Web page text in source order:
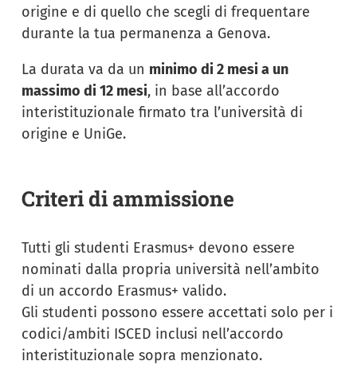
origine e di quello che scegli di frequentare
durante la tua permanenza a Genova.
La durata va da un minimo di 2 mesi a un
massimo di 12 mesi, in base all’accordo
interistituzionale firmato tra l’università di
origine e UniGe.
Criteri di ammissione
Tutti gli studenti Erasmus+ devono essere
nominati dalla propria università nell’ambito
di un accordo Erasmus+ valido.
Gli studenti possono essere accettati solo per i
codici/ambiti ISCED inclusi nell’accordo
interistituzionale sopra menzionato.